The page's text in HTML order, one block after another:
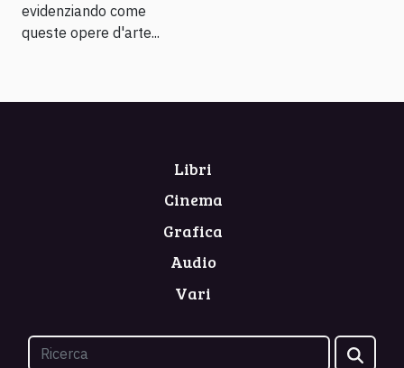
evidenziando come
queste opere d'arte...
Libri
Cinema
Grafica
Audio
Vari